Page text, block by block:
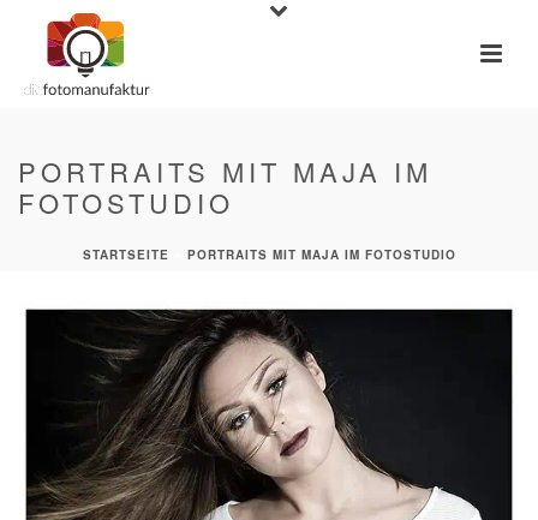
PORTRAITS MIT MAJA IM
FOTOSTUDIO
STARTSEITE PORTRAITS MIT MAJA IM FOTOSTUDIO